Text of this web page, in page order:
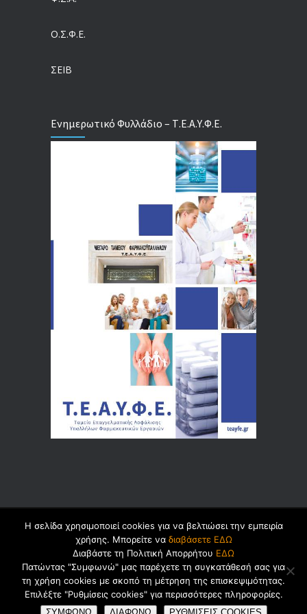
Ο.Σ.Φ.Ε.
ΣΕΙΒ
Ενημερωτικό Φυλλάδιο – Τ.Ε.Α.Υ.Φ.Ε.
© 2026 byDualsoft
Πολιτική Ασφαλείας Προσωπικών
Δεδομένων
Cookies Όροι Χρήσης
Η σελίδα χρησιμοποιεί cookies για να βελτιώσει την εμπειρία
χρήσης. Μπορείτε να διαβάσετε ΕΔΩ
Διαβάστε τη Πολιτική Απορρήτου ΕΔΩ
Πατώντας "Συμφωνώ" μας παρέχετε τη συγκατάθεσή σας για
τη χρήση cookies με σκοπό τη μέτρηση της επισκεψιμότητας.
Επιλέξτε "Ρυθμίσεις cookies" για περισσότερες πληροφορίες.